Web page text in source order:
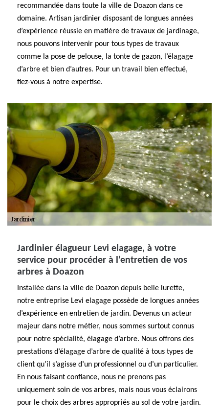
recommandée dans toute la ville de Doazon dans ce
domaine. Artisan jardinier disposant de longues années
d’expérience réussie en matière de travaux de jardinage,
nous pouvons intervenir pour tous types de travaux
comme la pose de pelouse, la tonte de gazon, l’élagage
d’arbre et bien d’autres. Pour un travail bien effectué,
fiez-vous à notre expertise.
Jardinier élagueur Levi elagage, à votre
service pour procéder à l’entretien de vos
arbres à Doazon
Installée dans la ville de Doazon depuis belle lurette,
notre entreprise Levi elagage possède de longues années
d’expérience en entretien de jardin. Devenus un acteur
majeur dans notre métier, nous sommes surtout connus
pour notre spécialité, élagage d’arbre. Nous offrons des
prestations d’élagage d’arbre de qualité à tous types de
client qu’il s’agisse d’un professionnel ou d’un particulier.
En nous faisant confiance, nous ne prenons pas
uniquement soin de vos arbres, mais nous vous éclairons
pour le choix des arbres appropriés au sol de votre jardin.